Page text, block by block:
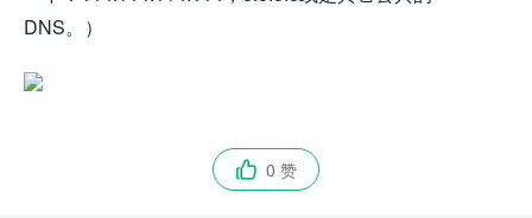
DNS。）
 0 赞